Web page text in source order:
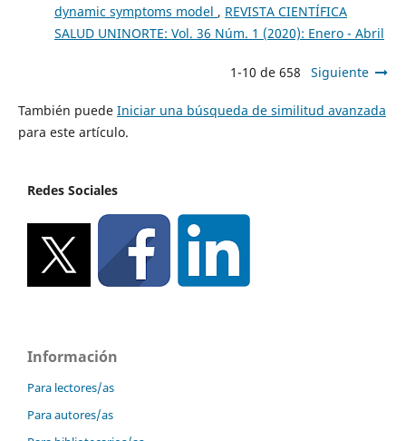
dynamic symptoms model , REVISTA CIENTÍFICA
SALUD UNINORTE: Vol. 36 Núm. 1 (2020): Enero - Abril
1-10 de 658 Siguiente
También puede Iniciar una búsqueda de similitud avanzada
para este artículo.
Redes Sociales
Información
Para lectores/as
Para autores/as